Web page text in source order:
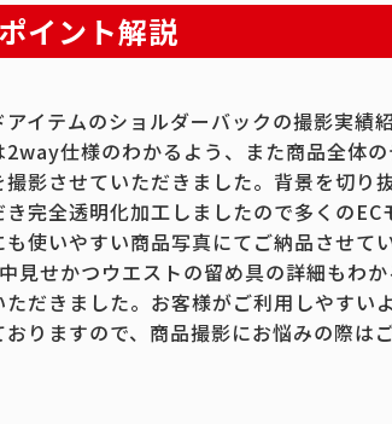
イント解説
イテムのショルダーバックの撮影実績
2way仕様のわかるよう、また商品全体
撮影させていただきました。背景を切り
き完全透明化加工しましたので多くのEC
使いやすい商品写真にてご納品させて
見せかつウエストの留め具の詳細もわ
ただきました。お客様がご利用しやすい
りますので、商品撮影にお悩みの際は